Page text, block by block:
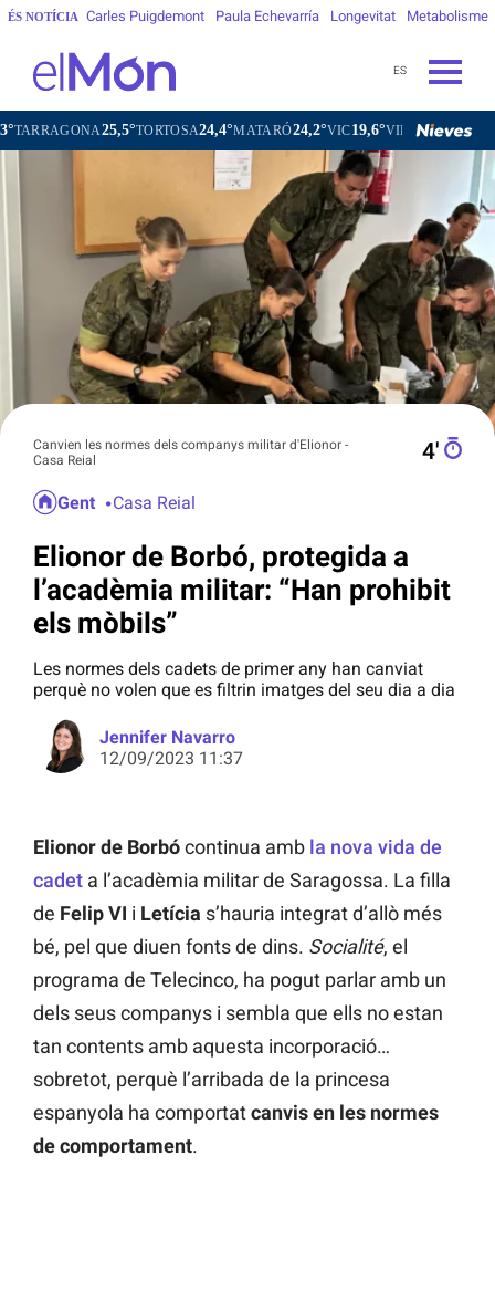
ÉS NOTÍCIA Carles Puigdemont Paula Echevarría Longevitat Metabolisme
ES
25,5°TORTOSA24,4°MATARÓ24,2°VIC19,6°VILAFRANCA DEL PENEDÈS
Canvien les normes dels companys militar d'Elionor -
Casa Reial
4′
Gent Casa Reial
Elionor de Borbó, protegida a
l’acadèmia militar: “Han prohibit
els mòbils”
Les normes dels cadets de primer any han canviat
perquè no volen que es filtrin imatges del seu dia a dia
Jennifer Navarro
12/09/2023 11:37
Elionor de Borbócontinua amb la nova vida de
cadet a l’acadèmia militar de Saragossa. La filla
de Felip VI i Letícia s’hauria integrat d’allò més
bé, pel que diuen fonts de dins. Socialité, el
programa de Telecinco, ha pogut parlar amb un
dels seus companys i sembla que ells no estan
tan contents amb aquesta incorporació…
sobretot, perquè l’arribada de la princesa
espanyola ha comportatcanvis en les normes
de comportament.